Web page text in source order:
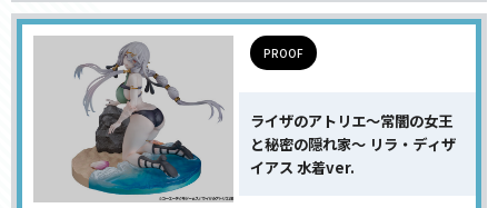
PROOF
ライザのアトリエ〜常闇の女王
と秘密の隠れ家〜 リラ・ディザ
イアス 水着ver.